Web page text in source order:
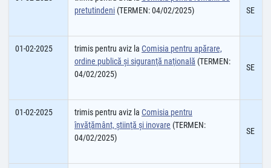
pretutindeni (TERMEN: 04/02/2025) SE
01-02-2025 trimis pentru aviz la Comisia pentru apărare,
ordine publică şi siguranţă naţională (TERMEN:
04/02/2025)
SE
01-02-2025 trimis pentru aviz la Comisia pentru
învăţământ, ştiinţă și inovare (TERMEN:
04/02/2025)
SE